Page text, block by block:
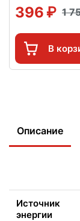
396 1
В
Описание
Источник
энергии